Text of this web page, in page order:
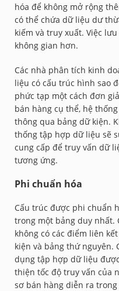
hóa để không mở rộng
có thể chứa dữ liệu dư
kiếm và truy xuất. Việc
không gian hơn.
Các nhà phân tích kinh
liệu có cấu trúc hình sao
phức tạp một cách đơn
bán hàng cụ thể, hệ
thông qua bảng dữ kiện.
thống tập hợp dữ liệu sẽ
cung cấp để truy vấn dữ
tương ứng.
Phi chuẩn hóa
Cấu trúc được phi chuẩn
trong một bảng duy nhất.
không có các điểm liên
kiện và bảng thứ nguyên.
dụng tập hợp dữ liệu
thiện tốc độ truy vấn của
sơ bán hàng diễn ra